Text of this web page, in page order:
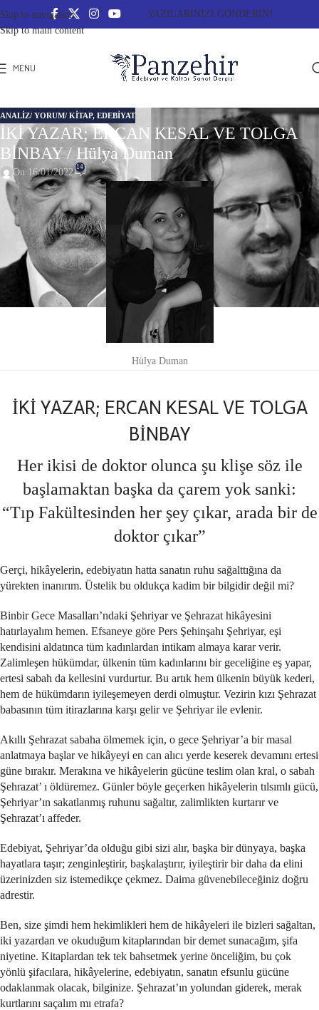
Skip to navigation
Skip to main content
YAZILARINIZI GÖNDERİN!
MENU
ANALIZ/ YORUM/ KITAP, EDEBİYAT
İKİ YAZAR; ERCAN KESAL VE TOLGA
BİNBAY / Hülya Duman
On 16/01/2022 14
Hülya Duman
İKİ YAZAR; ERCAN KESAL VE TOLGA
BİNBAY
Her ikisi de doktor olunca şu klişe söz ile
başlamaktan başka da çarem yok sanki:
“Tıp Fakültesinden her şey çıkar, arada bir de
doktor çıkar”
Gerçi, hikâyelerin, edebiyatın hatta sanatın ruhu sağalttığına da
yürekten inanırım. Üstelik bu oldukça kadim bir bilgidir değil mi?
Binbir Gece Masalları’ndaki Şehriyar ve Şehrazat hikâyesini
hatırlayalım hemen. Efsaneye göre Pers Şehinşahı Şehriyar, eşi
kendisini aldatınca tüm kadınlardan intikam almaya karar verir.
Zalimleşen hükümdar, ülkenin tüm kadınlarını bir geceliğine eş yapar,
ertesi sabah da kellesini vurdurtur. Bu artık hem ülkenin büyük kederi,
hem de hükümdarın iyileşemeyen derdi olmuştur. Vezirin kızı Şehrazat
babasının tüm itirazlarına karşı gelir ve Şehriyar ile evlenir.
Akıllı Şehrazat sabaha ölmemek için, o gece Şehriyar’a bir masal
anlatmaya başlar ve hikâyeyi en can alıcı yerde keserek devamını ertesi
güne bırakır. Merakına ve hikâyelerin gücüne teslim olan kral, o sabah
Şehrazat’ ı öldüremez. Günler böyle geçerken hikâyelerin tılsımlı gücü,
Şehriyar’ın sakatlanmış ruhunu sağaltır, zalimlikten kurtarır ve
Şehrazat’ı affeder.
Edebiyat, Şehriyar’da olduğu gibi sizi alır, başka bir dünyaya, başka
hayatlara taşır; zenginleştirir, başkalaştırır, iyileştirir bir daha da elini
üzerinizden siz istemedikçe çekmez. Daima güvenebileceğiniz doğru
adrestir.
Ben, size şimdi hem hekimlikleri hem de hikâyeleri ile bizleri sağaltan,
iki yazardan ve okuduğum kitaplarından bir demet sunacağım, şifa
niyetine. Kitaplardan tek tek bahsetmek yerine önceliğim, bu çok
yönlü şifacılara, hikâyelerine, edebiyatın, sanatın efsunlu gücüne
odaklanmak olacak, bilginize. Şehrazat’ın yolundan giderek, merak
kurtlarını saçalım mı etrafa?